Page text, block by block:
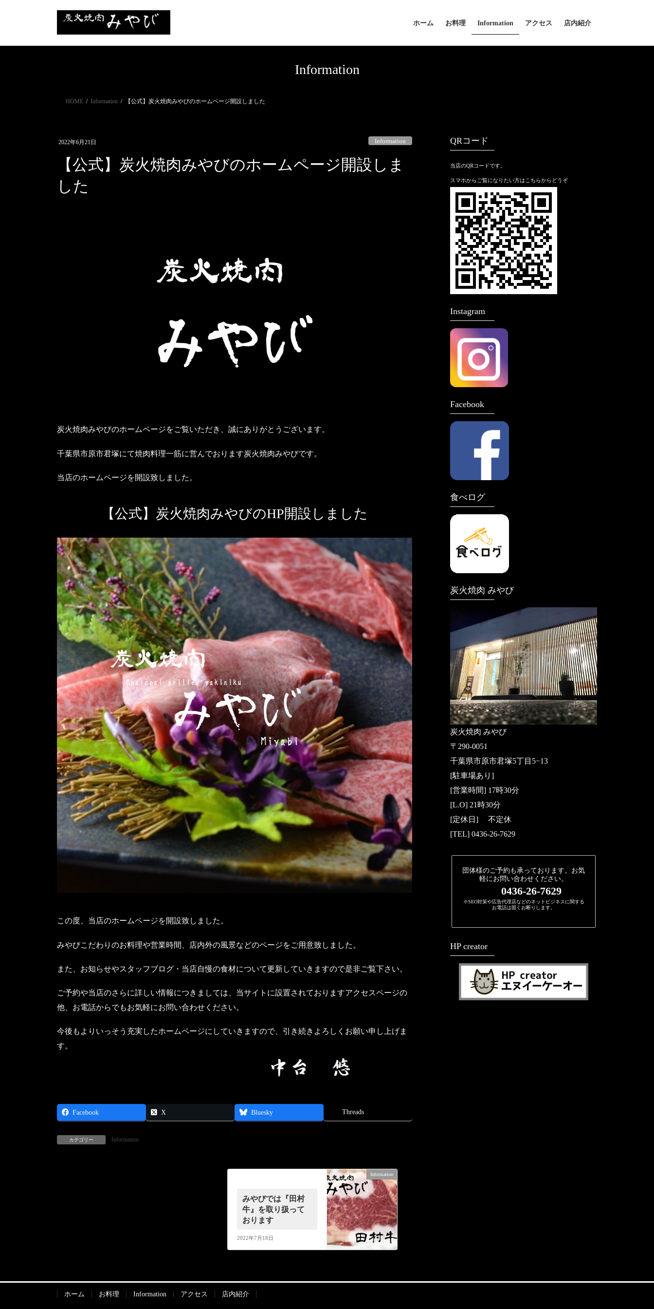
ホーム お料理 Information アクセス 店内紹介
Information
HOME Information 【公式】炭火焼肉みやびのホームページ開設しました
2022年6月21日 Information
【公式】炭火焼肉みやびのホームページ開設しま
した
炭火焼肉みやびのホームページをご覧いただき、誠にありがとうございます。
千葉県市原市君塚にて焼肉料理一筋に営んでおります炭火焼肉みやびです。
当店のホームページを開設致しました。
【公式】炭火焼肉みやびのHP開設しました
この度、当店のホームページを開設致しました。
みやびこだわりのお料理や営業時間、店内外の風景などのページをご用意致しました。
また、お知らせやスタッフブログ・当店自慢の食材について更新していきますので是非ご覧下さい。
ご予約や当店のさらに詳しい情報につきましては、当サイトに設置されておりますアクセスページの
他、お電話からでもお気軽にお問い合わせください。
今後もよりいっそう充実したホームページにしていきますので、引き続きよろしくお願い申し上げま
す。
Facebook X Bluesky Threads
カテゴリー Information
Information
みやびでは『田村
牛』を取り扱って
おります
2022年7月18日
QRコード
当店のQRコードです。
スマホからご覧になりたい方はこちらからどうぞ
Instagram
Facebook
食べログ
炭火焼肉 みやび
炭火焼肉 みやび
〒290-0051
千葉県市原市君塚5丁目5−13
[駐車場あり]
[営業時間] 17時30分
[L.O] 21時30分
[定休日] 不定休
[TEL] 0436-26-7629
団体様のご予約も承っております。お気
軽にお問い合わせください。
0436-26-7629
※SEO対策や広告代理店などのネットビジネスに関する
お電話は固くお断りします。
HP creator
ホーム お料理 Information アクセス 店内紹介